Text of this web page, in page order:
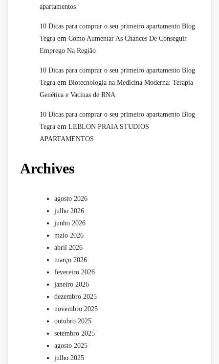
apartamentos
10 Dicas para comprar o seu primeiro apartamento Blog
Tegra em Como Aumentar As Chances De Conseguir
Emprego Na Região
10 Dicas para comprar o seu primeiro apartamento Blog
Tegra em Biotecnologia na Medicina Moderna: Terapia
Genética e Vacinas de RNA
10 Dicas para comprar o seu primeiro apartamento Blog
Tegra em LEBLON PRAIA STUDIOS
APARTAMENTOS
Archives
agosto 2026
julho 2026
junho 2026
maio 2026
abril 2026
março 2026
fevereiro 2026
janeiro 2026
dezembro 2025
novembro 2025
outubro 2025
setembro 2025
agosto 2025
julho 2025